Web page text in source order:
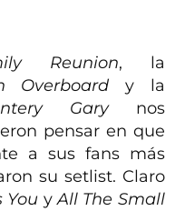
Reunion, la
Overboard y la
Gary nos
pensar en que
a sus fans más
su setlist. Claro
You yAll The Small